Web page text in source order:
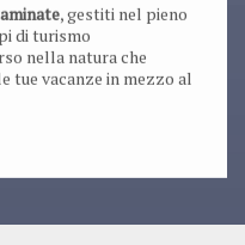
, gestiti nel pieno
di turismo
nella natura che
tue vacanze in mezzo al